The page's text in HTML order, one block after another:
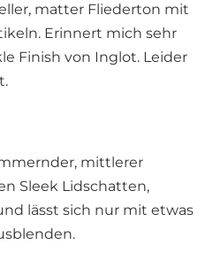
matter Fliederton mit
Erinnert mich sehr
Finish von Inglot. Leider
mittlerer
Sleek Lidschatten,
lässt sich nur mit etwas